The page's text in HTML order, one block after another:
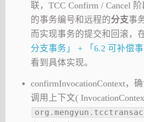
联，TCC Confirm / Cancel
的事务编号和远程的分支事
而实现事务的提交和回滚，
分支事务」 + 「6.2 可补偿事
看到具体实现。
confirmInvocationContext，
调用上下文(